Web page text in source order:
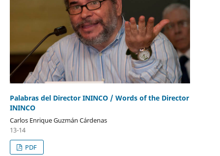
Palabras del Director ININCO / Words of the Director
ININCO
Carlos Enrique Guzmán Cárdenas
13-14
PDF